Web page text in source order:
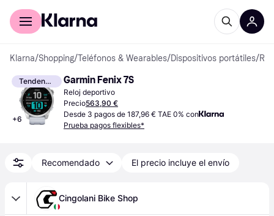
Comprar con Klarna
Klarna/Shopping/Teléfonos & Wearables/Dispositivos portátiles/
Tendencia
+6
Garmin Fenix ​​7S
Reloj deportivo
Precio563,90 €
Desde 3 pagos de 187,96 € TAE 0% con
Prueba pagos flexibles*
Recomendado El precio incluye el envío
Cingolani Bike Shop